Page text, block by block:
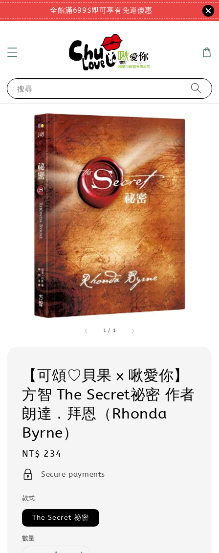
全館滿699$即可享有免運優惠
搜尋
1 / 1
【可頌♡貝果 x 啾愛你】
方智 The Secret祕密 作者
朗達．拜恩（Rhonda
Byrne）
Regular
price
NT$ 234
Secure payments
款式
The Secret 祕密
數量